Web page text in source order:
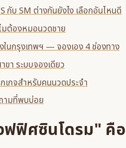
กับ SM ต่างกันยังไง เลือกอันไหนดี
มต้องหมอนวดชาย
ในกรุงเทพฯ — จองเอง 4 ช่องทาง
ขา ระบบจองเดียว
เกจสำหรับคนนวดประจำ
ามที่พบบ่อย
ฟิศซินโดรม" คือ